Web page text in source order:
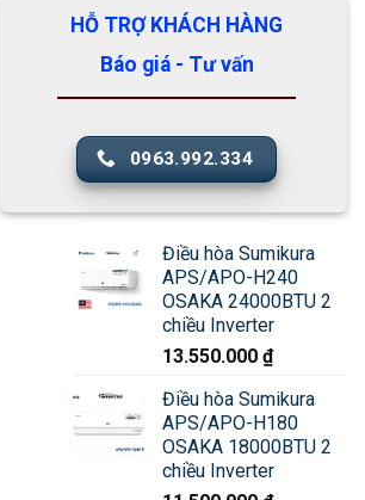
HỖ TRỢ KHÁCH HÀNG
Báo giá - Tư vấn
0963.992.334
Điều hòa Sumikura
APS/APO-H240
OSAKA 24000BTU 2
chiều Inverter
13.550.000 ₫
Điều hòa Sumikura
APS/APO-H180
OSAKA 18000BTU 2
chiều Inverter